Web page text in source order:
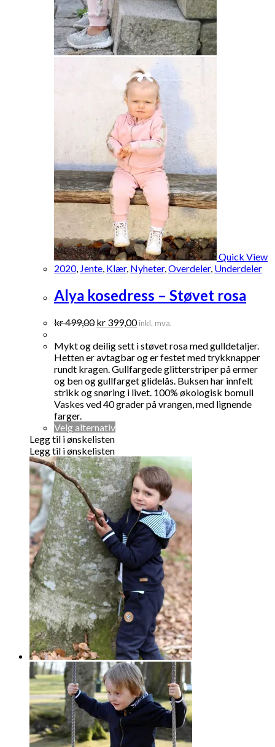
Quick View
2020, Jente Klær, Nyheter, Overdeler, Underdeler
Alya kosedress – Støvet rosa
kr499,00 Opprinnelig
var:
kr 499,00.
kr 399,00Nåværende
er:
kr 399,00.
inkl. mva.
Mykt og deilig sett i støvet rosa med gulldetaljer.
Hetten er avtagbar og er festet med trykknapper
rundt kragen. Gullfargede glitterstriper på ermer
og ben og gullfarget glidelås. Buksen har innfelt
strikk og snøring i livet. 100% økologisk bomull
Vaskes ved 40 grader på vrangen, med lignende
farger.
Velg alternativDette
flere
varianter.
Alternativene
kan
velges
på
produktsiden
Legg til i ønskelisten
Legg til i ønskelisten